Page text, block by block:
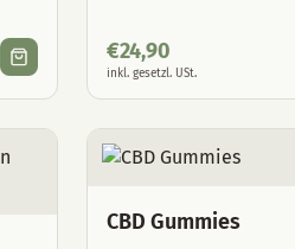
€24,90
inkl. gesetzl. USt.
CBD Gummies